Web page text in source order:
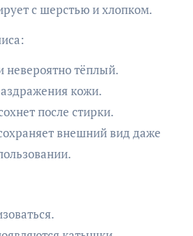
с шерстью и хлопком.
невероятно тёплый.
кожи.
после стирки.
внешний вид даже